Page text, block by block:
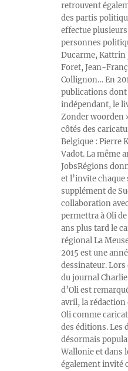
retrouvent
des partis
effectue
personnes
Ducarme, Kattrin
Foret, Jean-
Collignon… En
publications
indépendant, le
Zonder woorden
côtés des
Belgique : Pierre
Vadot. La même
JobsRégions
et l’invite
supplément de
collaboration
permettra à Oli
ans plus tard le
régional La
2015 est une
dessinateur.
du journal
d’Oli est
avril, la rédaction
Oli comme
des éditions. Les
désormais
Wallonie et dans
également invité